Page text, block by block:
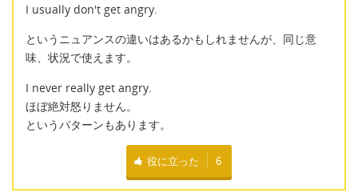
I usually don't get angry.
というニュアンスの違いはあるかもしれませんが、同じ意
味、状況で使えます。
I never really get angry.
ほぼ絶対怒りません。
というパターンもあります。
役に立った 6